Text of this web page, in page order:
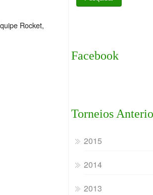
Rocket,
Facebook
Torneios
2015
2014
2013